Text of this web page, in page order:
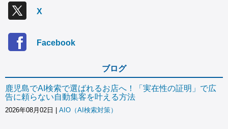
X
Facebook
ブログ
鹿児島でAI検索で選ばれるお店へ！「実在性の証明」で広
告に頼らない自動集客を叶える方法
2026年08月02日 | AIO（AI検索対策）